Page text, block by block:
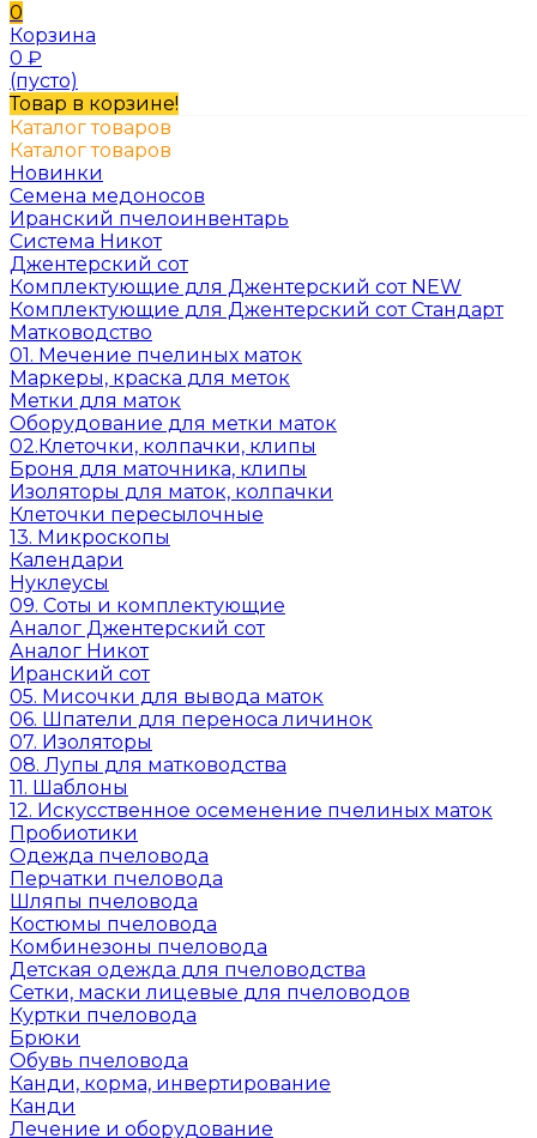
0
Корзина
0 ₽
(пусто)
Товар в корзине!
Каталог товаров
Каталог товаров
Новинки
Семена медоносов
Иранский пчелоинвентарь
Система Никот
Джентерский сот
Комплектующие для Джентерский сот NEW
Комплектующие для Джентерский сот Стандарт
Матководство
01. Мечение пчелиных маток
Маркеры, краска для меток
Метки для маток
Оборудование для метки маток
02.Клеточки, колпачки, клипы
Броня для маточника, клипы
Изоляторы для маток, колпачки
Клеточки пересылочные
13. Микроскопы
Календари
Нуклеусы
09. Соты и комплектующие
Аналог Джентерский сот
Аналог Никот
Иранский сот
05. Мисочки для вывода маток
06. Шпатели для переноса личинок
07. Изоляторы
08. Лупы для матководства
11. Шаблоны
12. Искусственное осеменение пчелиных маток
Пробиотики
Одежда пчеловода
Перчатки пчеловода
Шляпы пчеловода
Костюмы пчеловода
Комбинезоны пчеловода
Детская одежда для пчеловодства
Сетки, маски лицевые для пчеловодов
Куртки пчеловода
Брюки
Обувь пчеловода
Канди, корма, инвертирование
Канди
Лечение и оборудование